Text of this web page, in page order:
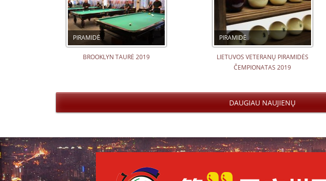
PIRAMIDĖ
BROOKLYN TAURĖ 2019
PIRAMIDĖ
LIETUVOS VETERANŲ PIRAMIDĖS
ČEMPIONATAS 2019
DAUGIAU NAUJIENŲ